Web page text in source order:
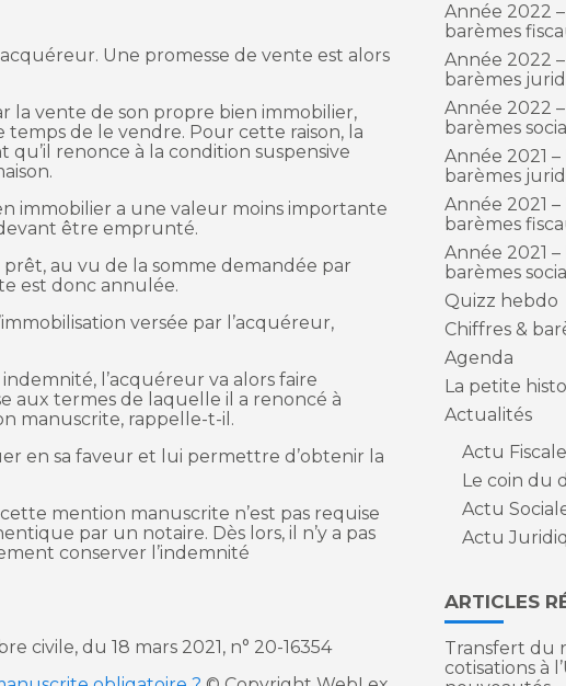
Une promesse de vente est alors
la vente de son propre bien immobilier,
temps de le vendre. Pour cette raison, la
renonce à la condition suspensive
immobilier a une valeur moins importante
être emprunté.
au vu de la somme demandée par
est donc annulée.
versée par l’acquéreur,
l’acquéreur va alors faire
aux termes de laquelle il a renoncé à
manuscrite, rappelle-t-il.
en sa faveur et lui permettre d’obtenir la
mention manuscrite n’est pas requise
par un notaire. Dès lors, il n’y a pas
conserver l’indemnité
civile, du 18 mars 2021, n° 20-16354
Année 2022
barèmes
Année 2022
barèmes
Année 2022
barèmes
Année 2021
barèmes
Année 2021
barèmes
Année 2021
barèmes
Quizz hebdo
Chiffres &
Agenda
La petite
Actualités
Actu Fiscale
Le coin du
Actu
Actu
ARTICLES
Transfert du
cotisations à